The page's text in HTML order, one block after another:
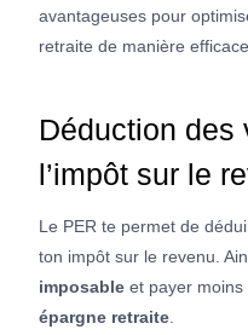
avantageuses pour
retraite de manière efficace.
Déduction des
l’impôt sur le
Le PER te permet de
ton impôt sur le revenu.
imposable et payer moins
épargne retraite